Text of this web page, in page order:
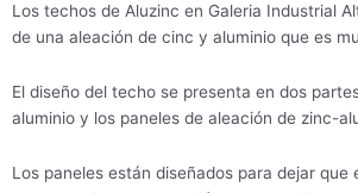
Los techos de Aluzinc en Galeria Industrial
de una aleación de cinc y aluminio que es
El diseño del techo se presenta en dos
aluminio y los paneles de aleación de zinc-
Los paneles están diseñados para dejar que